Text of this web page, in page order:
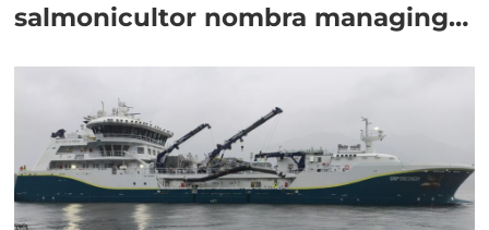
salmonicultor nombra managing